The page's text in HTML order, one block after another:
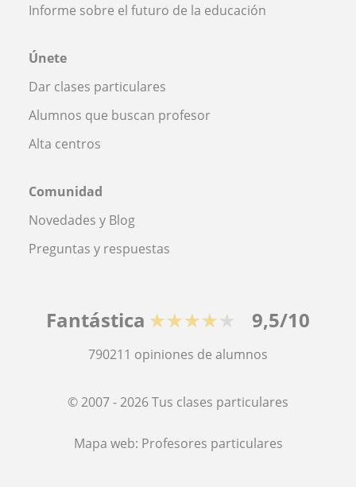
Informe sobre el futuro de la educación
Únete
Dar clases particulares
Alumnos que buscan profesor
Alta centros
Comunidad
Novedades y Blog
Preguntas y respuestas
Fantástica ★★★★★ 9,5/10
790211 opiniones de alumnos
© 2007 - 2026 Tus clases particulares
Mapa web: Profesores particulares